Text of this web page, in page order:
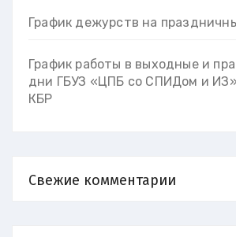
График дежурств на
График работы в выходные и
дни ГБУЗ «ЦПБ со СПИДом и
КБР
Свежие комментарии